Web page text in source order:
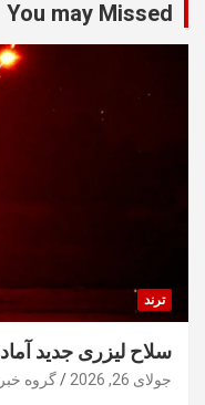
You may Missed
ترند
سلاح لیزری جدید
جولای 26, 2026 گروه